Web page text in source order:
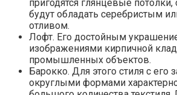
пригодятся глянцевые
будут обладать серебристым
отливом.
Лофт. Его достойным
изображениями кирпичной
промышленных объектов.
Барокко. Для этого стиля с его
округлыми формами